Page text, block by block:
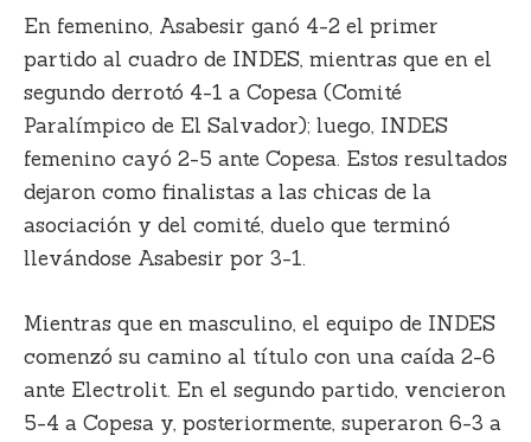
En femenino, Asabesir ganó 4-2 el primer
partido al cuadro de INDES, mientras que en el
segundo derrotó 4-1 a Copesa (Comité
Paralímpico de El Salvador); luego, INDES
femenino cayó 2-5 ante Copesa. Estos resultados
dejaron como finalistas a las chicas de la
asociación y del comité, duelo que terminó
llevándose Asabesir por 3-1.
Mientras que en masculino, el equipo de INDES
comenzó su camino al título con una caída 2-6
ante Electrolit. En el segundo partido, vencieron
5-4 a Copesa y, posteriormente, superaron 6-3 a